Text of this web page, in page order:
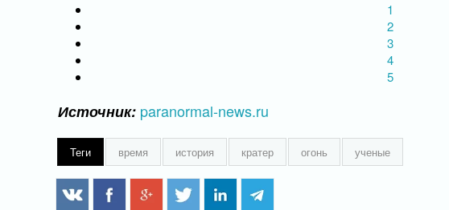
1
2
3
4
5
Источник: paranormal-news.ru
Теги время история кратер огонь ученые